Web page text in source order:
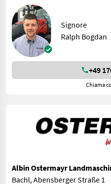
Signore
Ralph Bogdan
+49
Chiama
Albin Ostermayr
Bachl, Abensberger Straße 1